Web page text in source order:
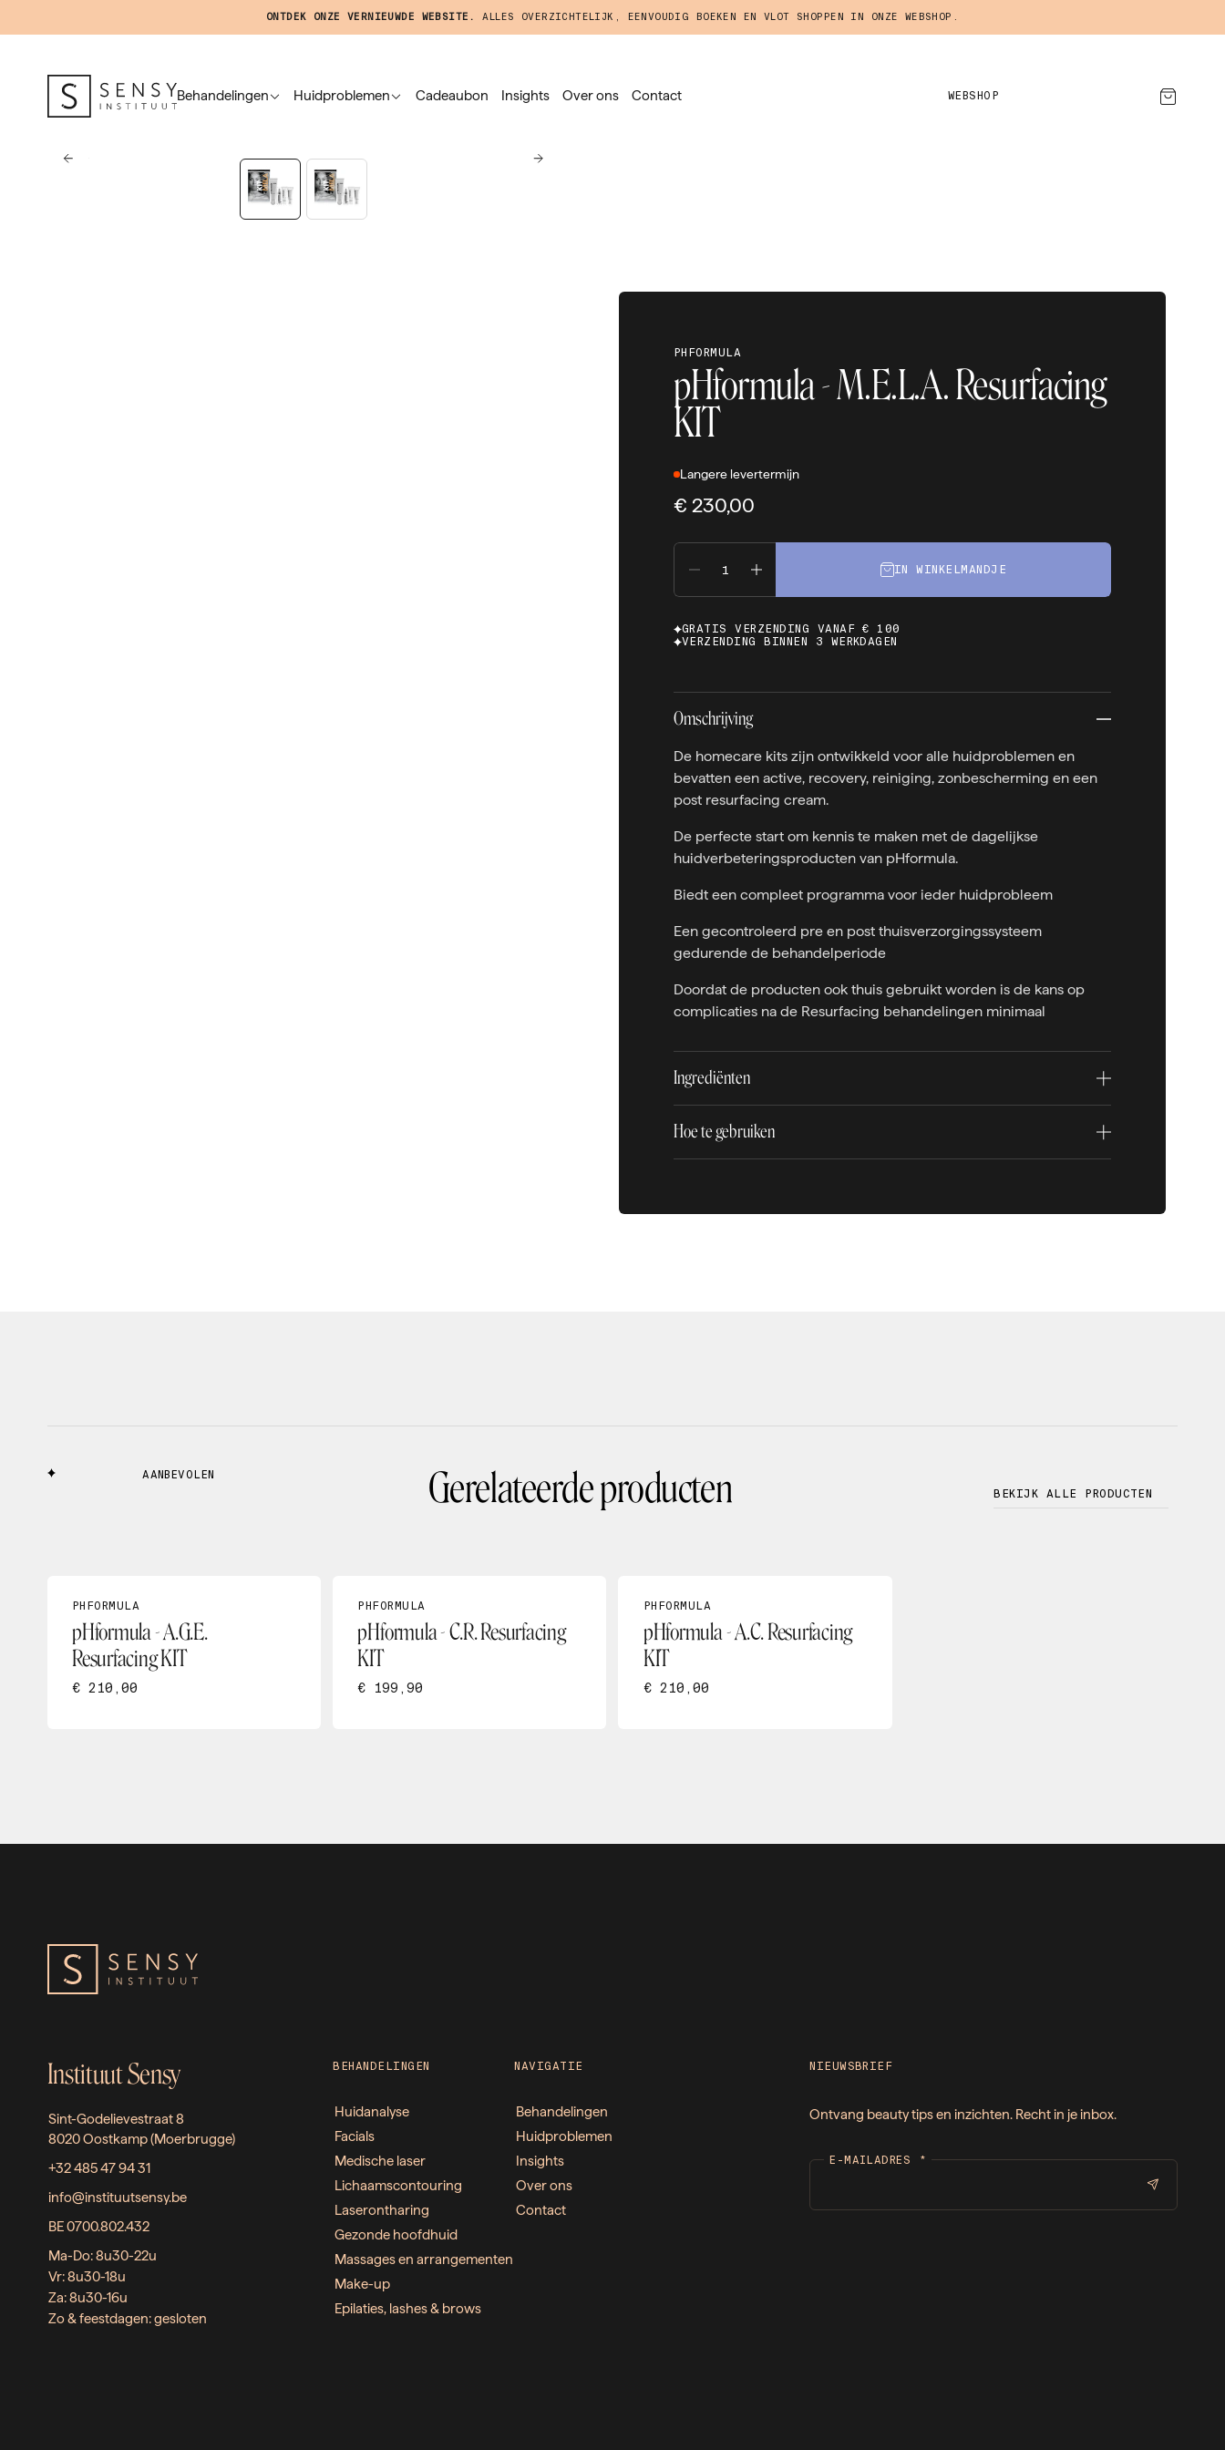
ONTDEK ONZE VERNIEUWDE WEBSITE. ALLES OVERZICHTELIJK, EENVOUDIG BOEKEN EN VLOT SHOPPEN IN ONZE WEBSHOP.
Behandelingen Huidproblemen Cadeaubon Insights Over ons Contact WEBSHOP
PHFORMULA
pHformula - M.E.L.A. Resurfacing
KIT
Langere levertermijn
€ 230,00
IN WINKELMANDJE
GRATIS VERZENDING VANAF € 100
VERZENDING BINNEN 3 WERKDAGEN
Omschrijving
De homecare kits zijn ontwikkeld voor alle huidproblemen en
bevatten een active, recovery, reiniging, zonbescherming en een
post resurfacing cream.
De perfecte start om kennis te maken met de dagelijkse
huidverbeteringsproducten van pHformula.
Biedt een compleet programma voor ieder huidprobleem
Een gecontroleerd pre en post thuisverzorgingssysteem
gedurende de behandelperiode
Doordat de producten ook thuis gebruikt worden is de kans op
complicaties na de Resurfacing behandelingen minimaal
Ingrediënten
Hoe te gebruiken
AANBEVOLEN Gerelateerde producten BEKIJK ALLE PRODUCTEN
PHFORMULA
pHformula - A.G.E.
Resurfacing KIT
€ 210,00
PHFORMULA
pHformula - C.R. Resurfacing
KIT
€ 199,90
PHFORMULA
pHformula - A.C. Resurfacing
KIT
€ 210,00
Instituut Sensy
Sint-Godelievestraat 8
8020 Oostkamp (Moerbrugge)
+32 485 47 94 31
info@instituutsensy.be
BE 0700.802.432
Ma-Do: 8u30-22u
Vr: 8u30-18u
Za: 8u30-16u
Zo & feestdagen: gesloten
BEHANDELINGEN
Huidanalyse
Facials
Medische laser
Lichaamscontouring
Laserontharing
Gezonde hoofdhuid
Massages en arrangementen
Make-up
Epilaties, lashes & brows
NAVIGATIE
Behandelingen
Huidproblemen
Insights
Over ons
Contact
NIEUWSBRIEF
Ontvang beauty tips en inzichten. Recht in je inbox.
E-MAILADRES *